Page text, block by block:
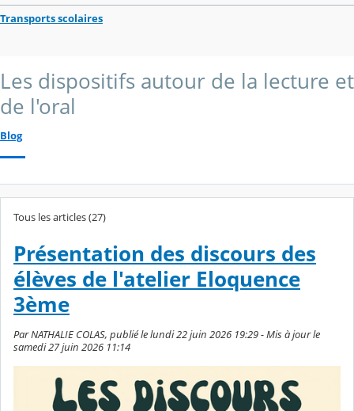
Transports scolaires
Les dispositifs autour de la lecture et
de l'oral
Blog
Tous les articles (27)
Présentation des discours des
élèves de l'atelier Eloquence
3ème
Par NATHALIE COLAS, publié le lundi 22 juin 2026 19:29 - Mis à jour le
samedi 27 juin 2026 11:14